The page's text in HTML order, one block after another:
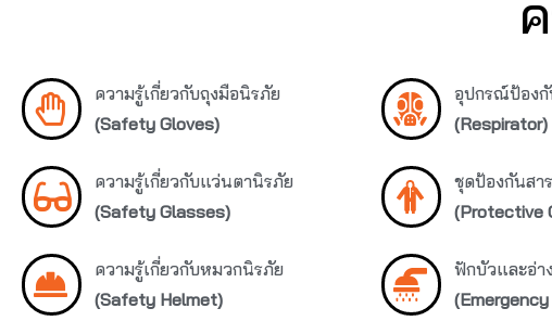
ความรู้เกี่ยวกับถุงมือนิรภัย
(Safety Gloves)
ความรู้เกี่ยวกับแว่นตานิรภัย
(Safety Glasses)
ความรู้เกี่ยวกับหมวกนิรภัย
(Safety Helmet)
อุปกรณ์ป้องกั
(Respirator)
ชุดป้องกันสา
(Protective
ฟักบัวและอ่า